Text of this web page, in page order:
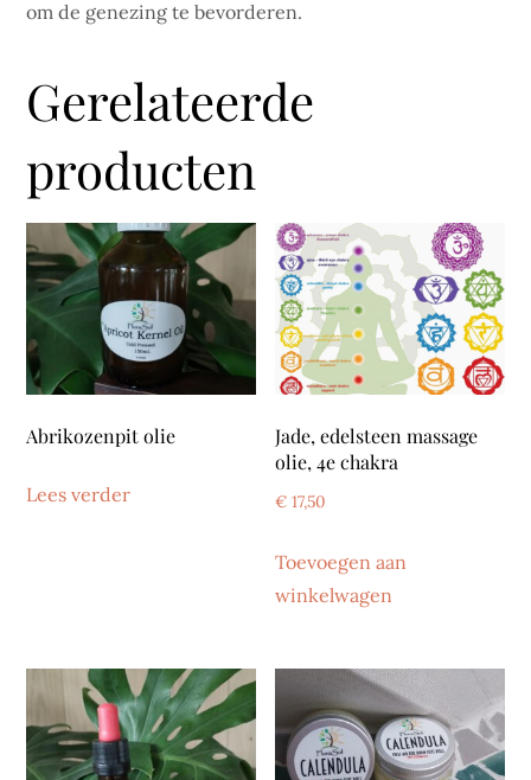
om de genezing te bevorderen.
Gerelateerde
producten
Abrikozenpit olie
Lees verder
Jade, edelsteen massage
olie, 4e chakra
€ 17,50
Toevoegen aan
winkelwagen